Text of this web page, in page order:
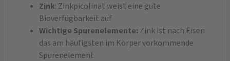
Zink: Zinkpicolinat weist eine gute
Bioverfügbarkeit auf
Wichtige Spurenelemente: Zink ist nach Eisen
das am häufigsten im Körper vorkommende
Spurenelement